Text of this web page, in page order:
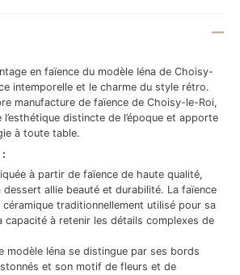
en faïence du modèle Iéna de Choisy-
intemporelle et le charme du style rétro.
manufacture de faïence de Choisy-le-Roi,
distincte de l’époque et apporte
à toute table.
:
à partir de faïence de haute qualité,
allie beauté et durabilité. La faïence
céramique traditionnellement utilisé pour sa
capacité à retenir les détails complexes de
modèle Iéna se distingue par ses bords
et son motif de fleurs et de